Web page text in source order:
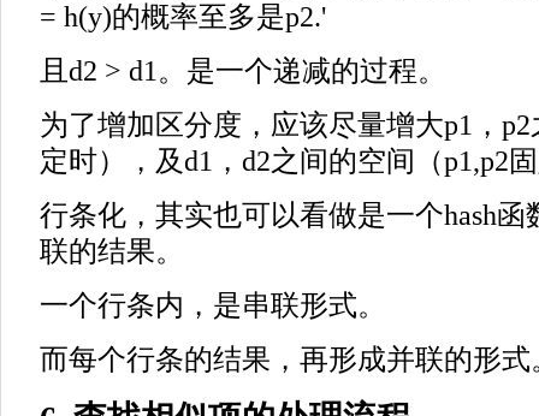
= h(y)的概率至多是p2.'
且d2 > d1。是一个递减的过程。
为了增加区分度，应该尽量增大p1，
定时），及d1，d2之间的空间（p1,p2
行条化，其实也可以看做是一个hash函
联的结果。
一个行条内，是串联形式。
而每个行条的结果，再形成并联的形式